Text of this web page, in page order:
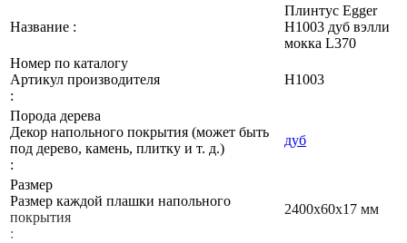
Название :
Плинтус Egger
Н1003 дуб вэлли
мокка L370
Номер по каталогу
Артикул производителя
:
H1003
Порода дерева
Декор напольного покрытия (может быть
под дерево, камень, плитку и т. д.)
:
дуб
Размер
Размер каждой плашки напольного
покрытия
:
2400х60х17 мм